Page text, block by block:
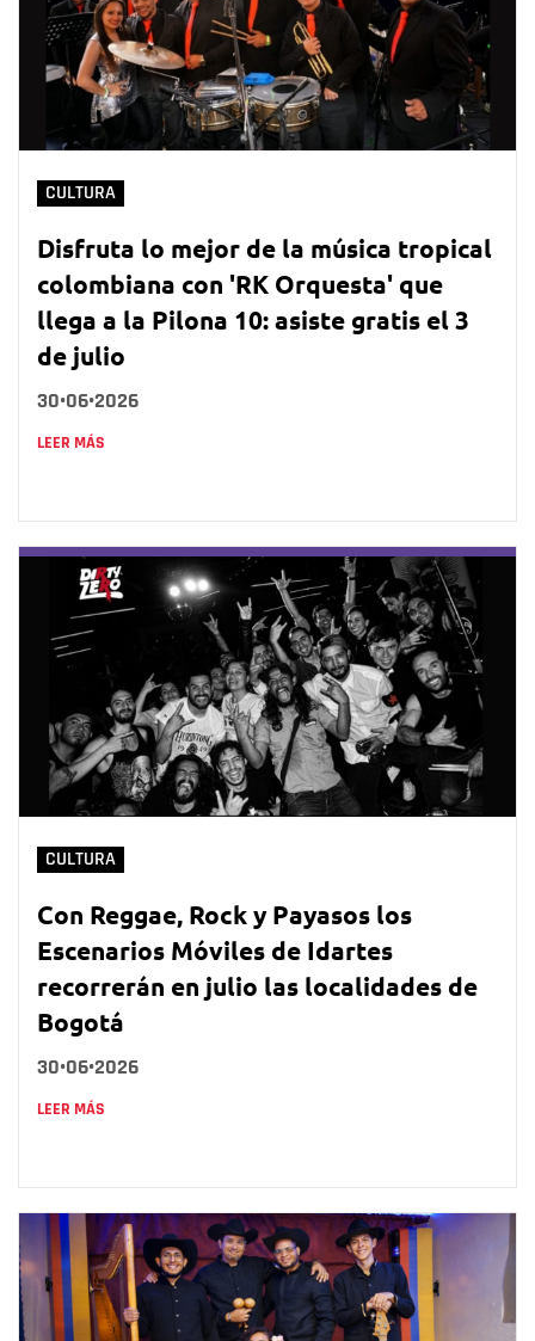
CULTURA
Disfruta lo mejor de la música tropical
colombiana con 'RK Orquesta' que
llega a la Pilona 10: asiste gratis el 3
de julio
30•06•2026
LEER MÁS
CULTURA
Con Reggae, Rock y Payasos los
Escenarios Móviles de Idartes
recorrerán en julio las localidades de
Bogotá
30•06•2026
LEER MÁS